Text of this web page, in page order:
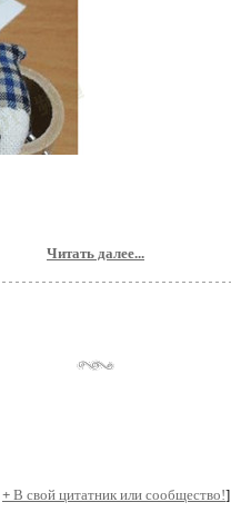
Читать далее...
+ В свой цитатник или сообщество!]